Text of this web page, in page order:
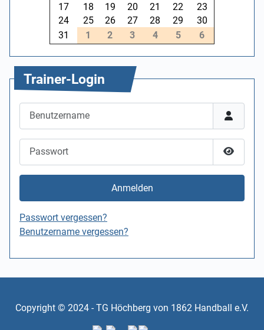
17
18 19 20 21 22
23
24
25 26 27 28 29
30
31
1 2 3 4 5 6
Trainer-Login
Anmelden
Passwort vergessen?
Benutzername vergessen?
Copyright © 2024 - TG Höchberg von 1862 Handball e.V.